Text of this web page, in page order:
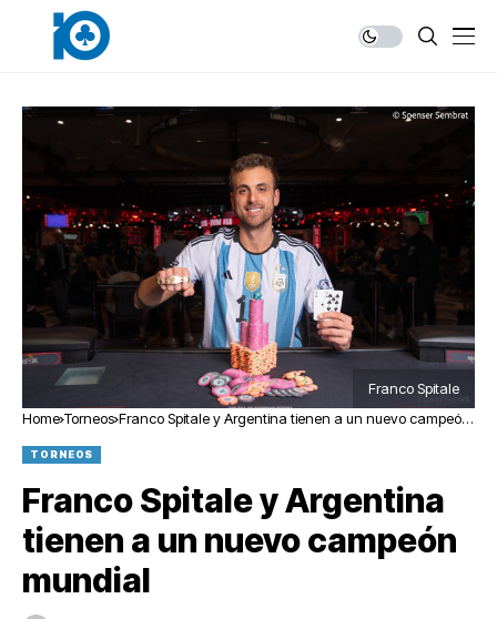
Franco Spitale
Home Torneos Franco Spitale y Argentina tienen a un nuevo campeón
TORNEOS
Franco Spitale y Argentina
tienen a un nuevo campeón
mundial